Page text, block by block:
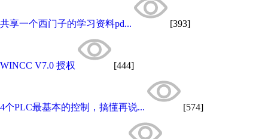
共享一个西门子的学习资料pd... [393]
WINCC V7.0 授权 [444]
4个PLC最基本的控制，搞懂再说... [574]